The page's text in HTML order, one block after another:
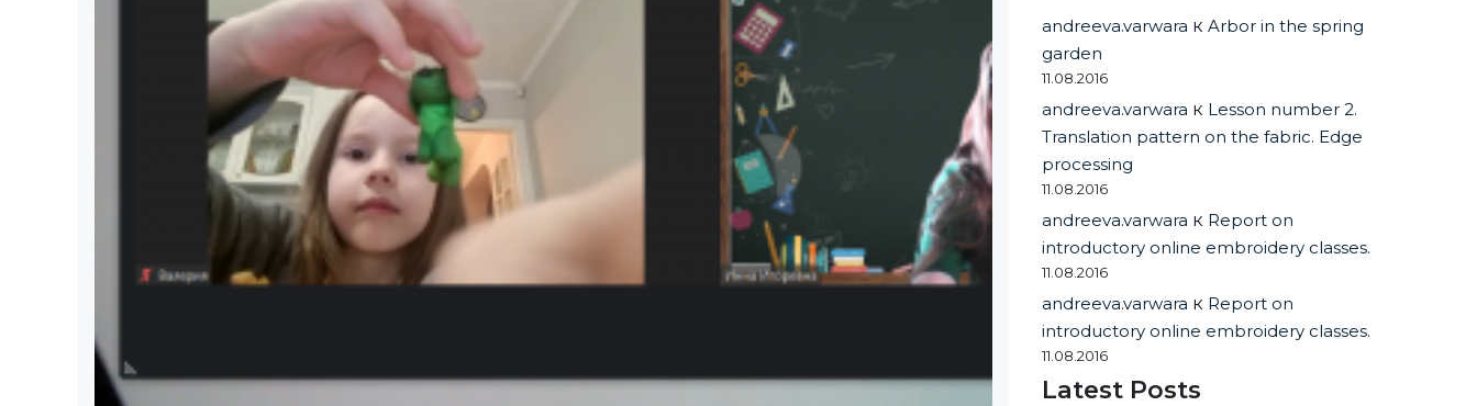
andreeva.varwara кArbor in the spring
garden
11.08.2016
andreeva.varwara к Lesson number 2.
Translation pattern on the fabric. Edge
processing
11.08.2016
andreeva.varwara к Report on
introductory online embroidery classes.
11.08.2016
andreeva.varwara к Report on
introductory online embroidery classes.
11.08.2016
Latest Posts